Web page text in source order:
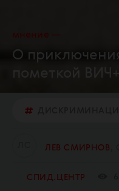
О
пометкой ВИЧ+
ЛЕВ СМИРНОВ
СПИД.ЦЕНТР